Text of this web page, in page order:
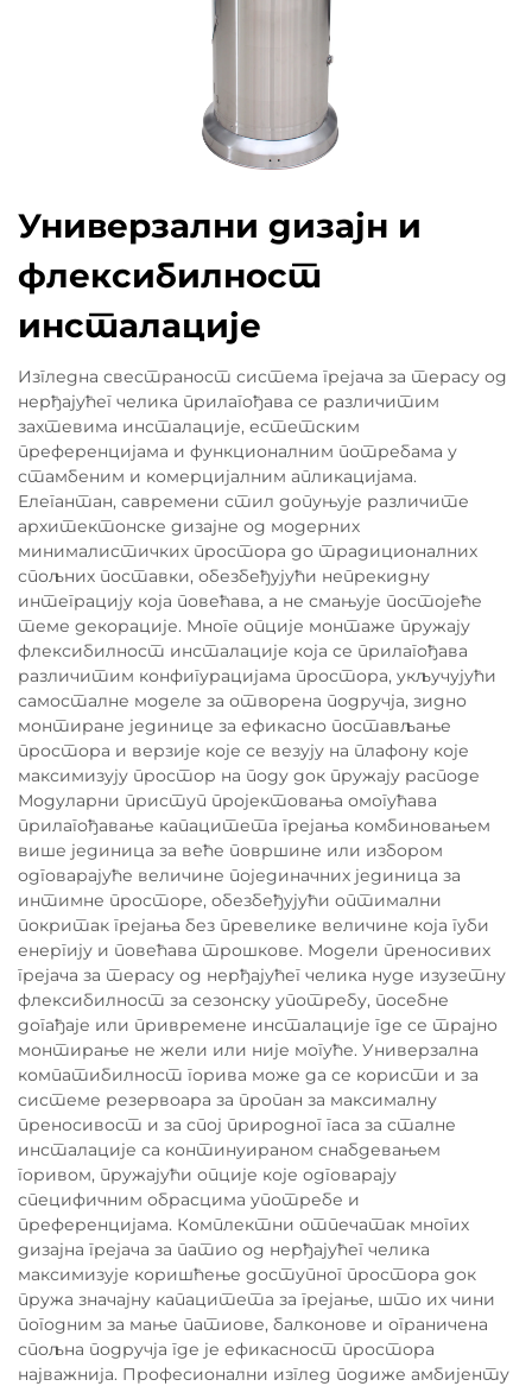
Универзални дизајн и
флексибилност
инсталације
Изгледна свестраност система грејача за терасу од
нерђајућег челика прилагођава се различитим
захтевима инсталације, естетским
преференцијама и функционалним потребама у
стамбеним и комерцијалним апликацијама.
Елегантан, савремени стил допуњује различите
архитектонске дизајне од модерних
минималистичких простора до традиционалних
спољних поставки, обезбеђујући непрекидну
интеграцију која повећава, а не смањује постојеће
теме декорације. Многе опције монтаже пружају
флексибилност инсталације која се прилагођава
различитим конфигурацијама простора, укључујући
самосталне моделе за отворена подручја, зидно
монтиране јединице за ефикасно постављање
простора и верзије које се везују на плафону које
максимизују простор на поду док пружају расподе
Модуларни приступ пројектовања омогућава
прилагођавање капацитета грејања комбиновањем
више јединица за веће површине или избором
одговарајуће величине појединачних јединица за
интимне просторе, обезбеђујући оптимални
покритак грејања без превелике величине која губи
енергију и повећава трошкове. Модели преносивих
грејача за терасу од нерђајућег челика нуде изузетну
флексибилност за сезонску употребу, посебне
догађаје или привремене инсталације где се трајно
монтирање не жели или није могуће. Универзална
компатибилност горива може да се користи и за
системе резервоара за пропан за максималну
преносивост и за спој природног гаса за сталне
инсталације са континуираном снабдевањем
горивом, пружајући опције које одговарају
специфичним обрасцима употребе и
преференцијама. Комплектни отпечатак многих
дизајна грејача за патио од нерђајућег челика
максимизује коришћење доступног простора док
пружа значајну капацитета за грејање, што их чини
погодним за мање патиове, балконове и ограничена
спољна подручја где је ефикасност простора
најважнија. Професионални изглед подиже амбијенту